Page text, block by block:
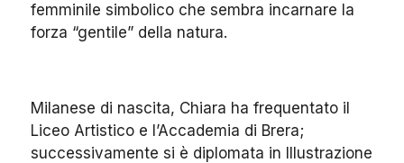
femminile simbolico che sembra incarnare la
forza “gentile” della natura.
Milanese di nascita, Chiara ha frequentato il
Liceo Artistico e l’Accademia di Brera;
successivamente si è diplomata in Illustrazione